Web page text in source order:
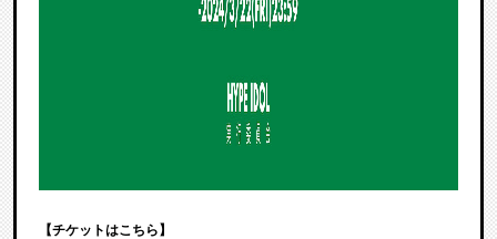
【チケットはこちら】